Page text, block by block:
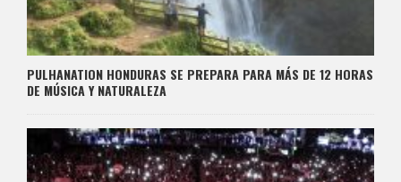
PULHANATION HONDURAS SE PREPARA PARA MÁS DE 12 HORAS
DE MÚSICA Y NATURALEZA